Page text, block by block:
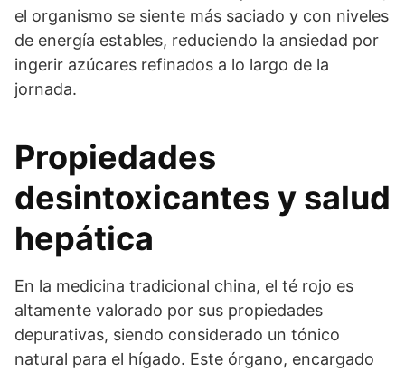
el organismo se siente más saciado y con niveles
de energía estables, reduciendo la ansiedad por
ingerir azúcares refinados a lo largo de la
jornada.
Propiedades
desintoxicantes y salud
hepática
En la medicina tradicional china, el té rojo es
altamente valorado por sus propiedades
depurativas, siendo considerado un tónico
natural para el hígado. Este órgano, encargado